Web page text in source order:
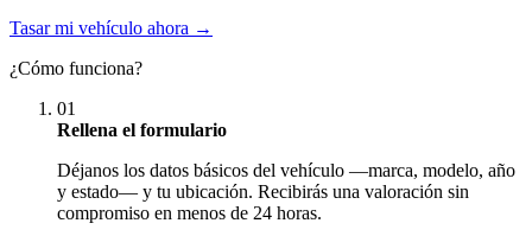
Tasar mi vehículo ahora →
¿Cómo funciona?
01
Rellena el formulario
Déjanos los datos básicos del vehículo —marca, modelo, año
y estado— y tu ubicación. Recibirás una valoración sin
compromiso en menos de 24 horas.